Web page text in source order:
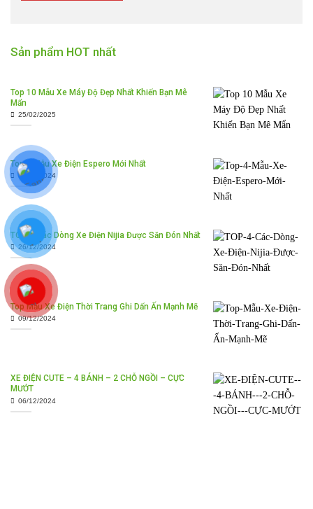
Sản phẩm HOT nhất
Top 10 Mẫu Xe Máy Độ Đẹp Nhất Khiến Bạn Mê
Mẩn
25/02/2025
Top 4 Mẫu Xe Điện Espero Mới Nhất
30/12/2024
TOP 4 Các Dòng Xe Điện Nijia Được Săn Đón Nhất
26/12/2024
Top Mẫu Xe Điện Thời Trang Ghi Dấn Ấn Mạnh Mẽ
09/12/2024
XE ĐIỆN CUTE – 4 BÁNH – 2 CHỖ NGỒI – CỰC
MƯỚT
06/12/2024